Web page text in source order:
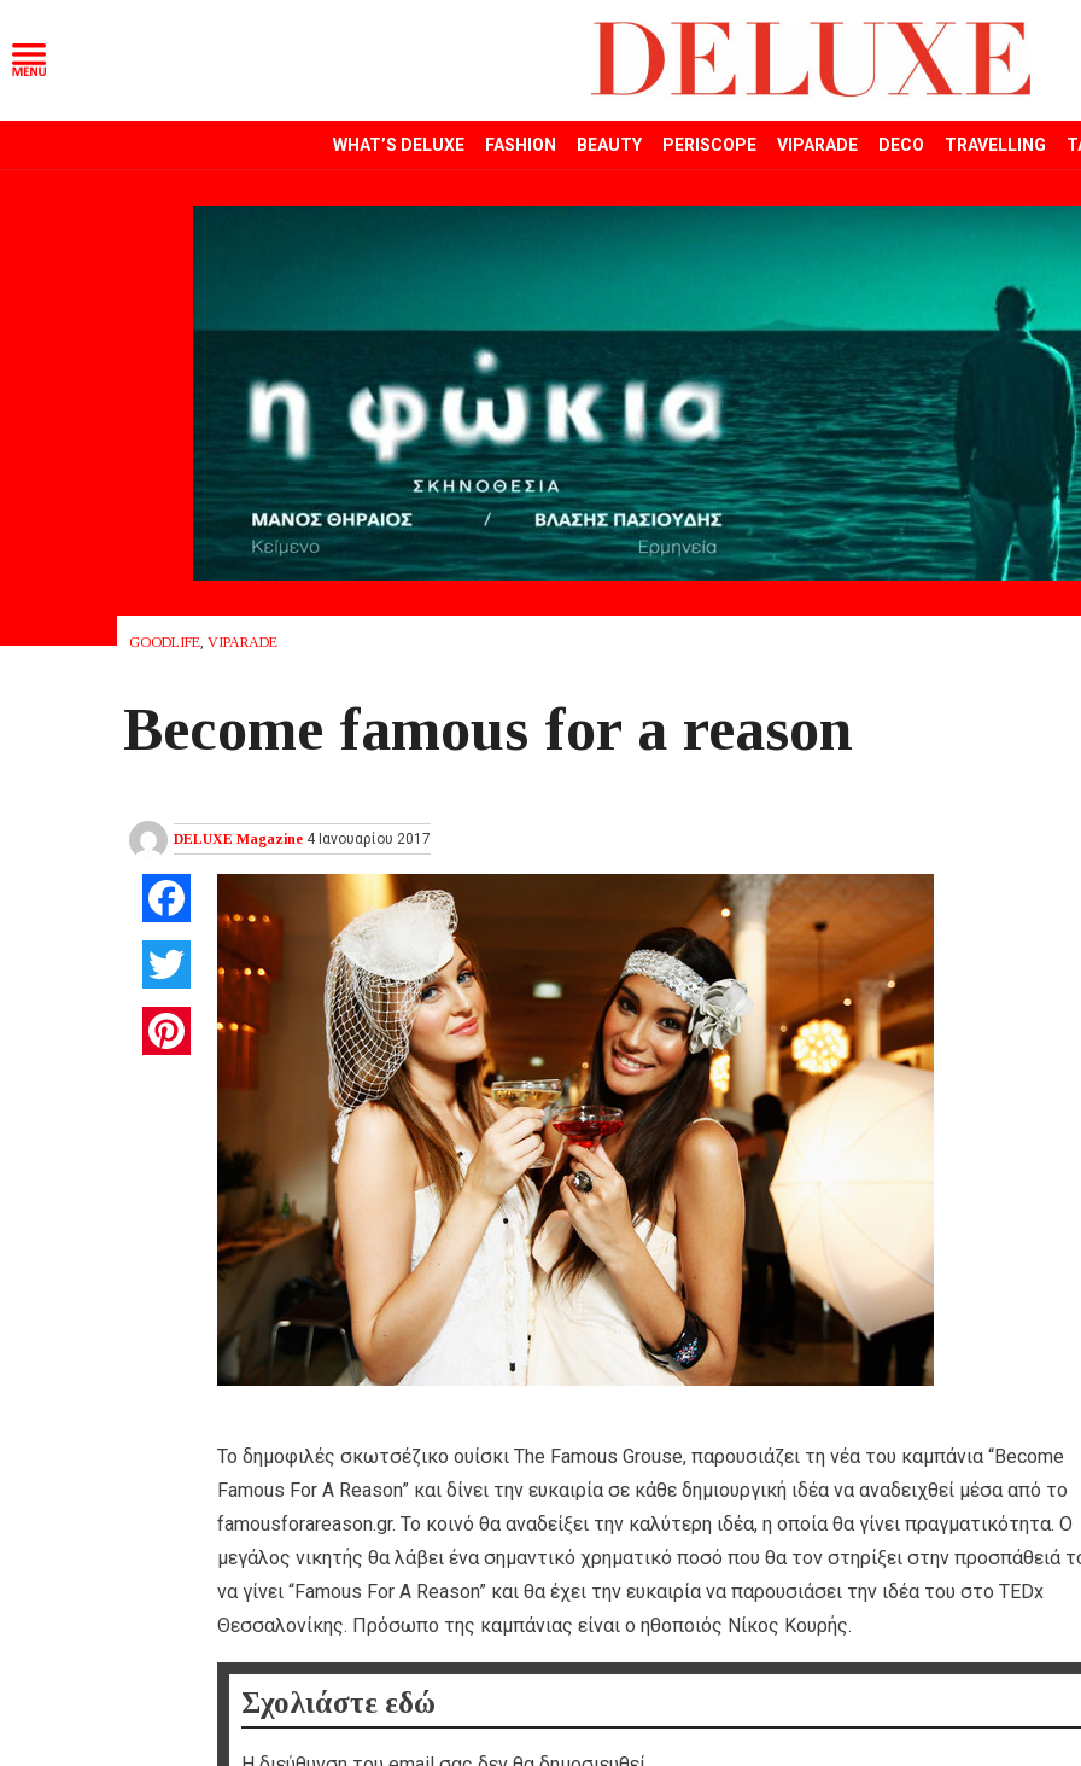
WHAT’S DELUXE FASHION BEAUTY PERISCOPE VIPARADE DECO TRAVELLING
GOODLIFE, VIPARADE
Become famous for a reason
DELUXE Magazine 4 Ιανουαρίου 2017
Twitter
Pinterest
Το δημοφιλές σκωτσέζικο ουίσκι The Famous Grouse, παρουσιάζει τη νέα του καμπάνια “Become
Famous For A Reason” και δίνει την ευκαιρία σε κάθε δημιουργική ιδέα να αναδειχθεί μέσα από το
famousforareason.gr. Το κοινό θα αναδείξει την καλύτερη ιδέα, η οποία θα γίνει πραγματικότητα. Ο
μεγάλος νικητής θα λάβει ένα σημαντικό χρηματικό ποσό που θα τον στηρίξει στην προσπάθειά
να γίνει “Famous For A Reason” και θα έχει την ευκαιρία να παρουσιάσει την ιδέα του στο TEDx
Θεσσαλονίκης. Πρόσωπο της καμπάνιας είναι ο ηθοποιός Νίκος Κουρής.
Σχολιάστε εδώ